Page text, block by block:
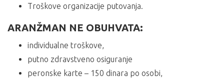
Troškove organizacije putovanja.
ARANŽMAN NE OBUHVATA:
individualne troškove,
putno zdravstveno osiguranje
peronske karte – 150 dinara po osobi,